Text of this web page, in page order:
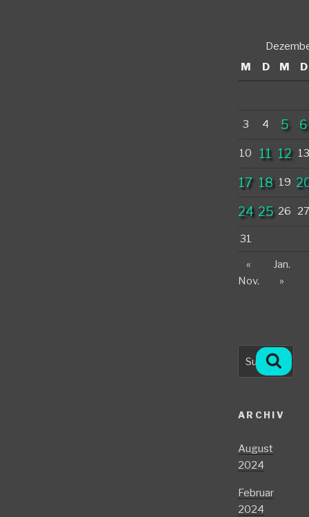
M
D M D
3 4 5 6
10 11 12 13
17 18 19
24 25 26
31
«
Nov.
Jan.
»
Suche
nach:
ARCHIV
August
2024
Februar
2024